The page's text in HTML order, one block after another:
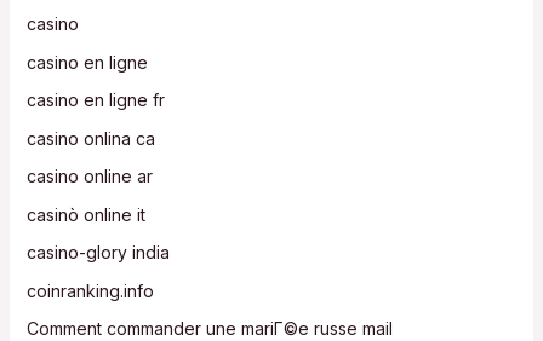
casino
casino en ligne
casino en ligne fr
casino onlina ca
casino online ar
casinò online it
casino-glory india
coinranking.info
Comment commander une mariГ©e russe mail